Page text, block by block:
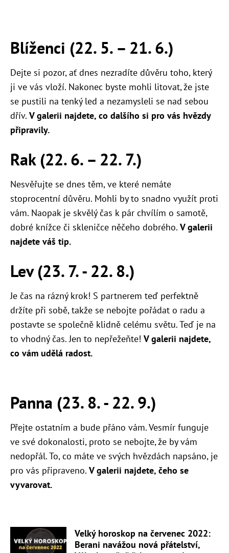
Blíženci (22. 5. – 21. 6.)
Dejte si pozor, ať dnes nezradíte důvěru toho, který
ji ve vás vloží. Nakonec byste mohli litovat, že jste
se pustili na tenký led a nezamysleli se nad sebou
dřív. V galerii najdete, co dalšího si pro vás hvězdy
připravily.
Rak (22. 6. – 22. 7.)
Nesvěřujte se dnes těm, ve které nemáte
stoprocentní důvěru. Mohli by to snadno využít proti
vám. Naopak je skvělý čas k pár chvílím o samotě,
dobré knížce či skleničce něčeho dobrého. V galerii
najdete váš tip.
Lev (23. 7. - 22. 8.)
Je čas na rázný krok! S partnerem teď perfektně
držíte při sobě, takže se nebojte pořádat o radu a
postavte se společně klidně celému světu. Teď je na
to vhodný čas. Jen to nepřežeňte! V galerii najdete,
co vám udělá radost.
Panna (23. 8. - 22. 9.)
Přejte ostatním a bude přáno vám. Vesmír funguje
ve své dokonalosti, proto se nebojte, že by vám
nedopřál. To, co máte ve svých hvězdách napsáno, je
pro vás připraveno. V galerii najdete, čeho se
vyvarovat.
Velký horoskop na červenec 2022:
Berani navážou nová přátelství,